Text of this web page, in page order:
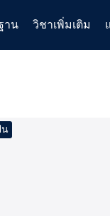
าน วิชาเพิ่มเติม
น